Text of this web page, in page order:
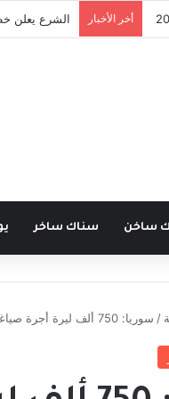
أخر الأخبار قانون
ساخن سناك ساخر
/ سوريا: 750 ألف ليرة أجرة صياغة سنسال ذهب بوزن 16 غرام